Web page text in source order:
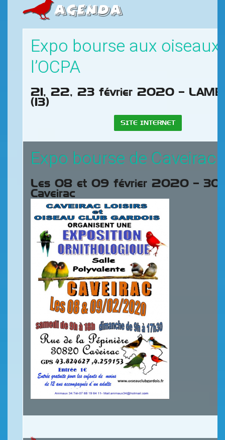
AGENDA
Expo bourse aux oiseaux
l’OCPA
21, 22, 23 février 2020 –
(13)
SITE INTERNET
Expo bourse de Caveirac
Les 08 et 09 février 2020 –